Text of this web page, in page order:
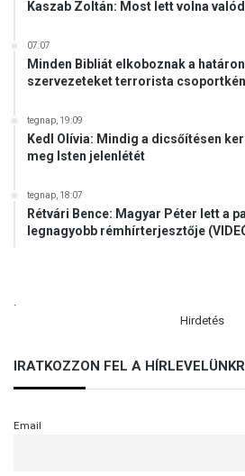
Kaszab Zoltán: Most lett volna
07:07
Minden Bibliát elkoboznak a
szervezeteket terrorista
tegnap, 19:09
Kedl Olívia: Mindig a dicsőítésen
meg Isten jelenlétét
tegnap, 18:07
Rétvári Bence: Magyar Péter lett a
legnagyobb rémhírterjesztője
Hirdetés
IRATKOZZON FEL A
Email